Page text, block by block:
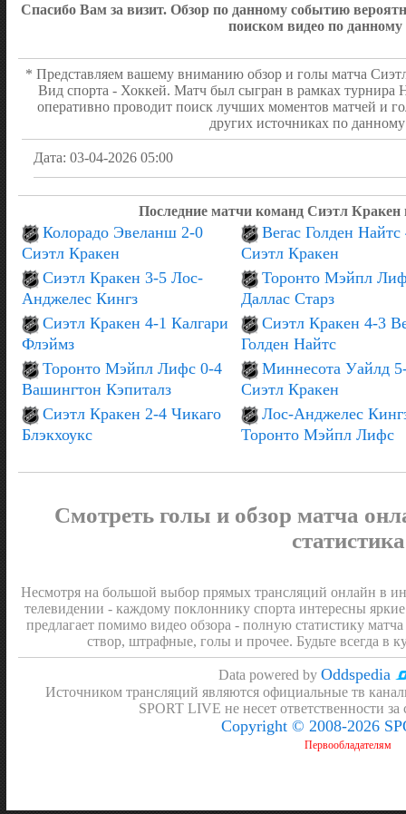
Спасибо Вам за визит. Обзор по данному событию
поиском видео по
* Представляем вашему вниманию обзор и голы матча
Вид спорта - Хоккей. Матч был сыгран в рамках турнира
оперативно проводит поиск лучших моментов матчей и
других источниках по
Дата: 03-04-2026 05:00
Последние матчи команд Сиэтл
Колорадо Эвеланш 2-0
Сиэтл Кракен
Вегас Голден Найтс
Сиэтл Кракен
Сиэтл Кракен 3-5 Лос-
Анджелес Кингз
Торонто Мэйпл
Даллас Старз
Сиэтл Кракен 4-1 Калгари
Флэймз
Сиэтл Кракен 4-3
Голден Найтс
Торонто Мэйпл Лифс 0-4
Вашингтон Кэпиталз
Миннесота Уайлд
Сиэтл Кракен
Сиэтл Кракен 2-4 Чикаго
Блэкхоукс
Лос-Анджелес
Торонто Мэйпл Лифс
Смотреть голы и обзор матча
статистика
Несмотря на большой выбор прямых трансляций онлайн в
телевидении - каждому поклоннику спорта интересны
предлагает помимо видео обзора - полную статистику
створ, штрафные, голы и прочее. Будьте всегда в
Data powered byOddspedia
Источником трансляций являются официальные тв
SPORT LIVE не несет ответственности
Copyright © 2008-2026
Первообладателям